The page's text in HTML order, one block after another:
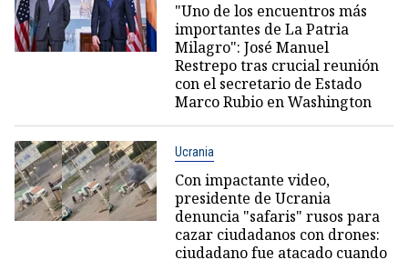
"Uno de los encuentros más
importantes de La Patria
Milagro": José Manuel
Restrepo tras crucial reunión
con el secretario de Estado
Marco Rubio en Washington
Ucrania
Con impactante video,
presidente de Ucrania
denuncia "safaris" rusos para
cazar ciudadanos con drones:
ciudadano fue atacado cuando